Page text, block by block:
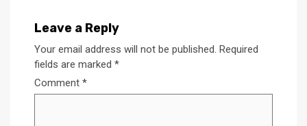
Leave a Reply
Your email address will not be published. Required
fields are marked *
Comment *